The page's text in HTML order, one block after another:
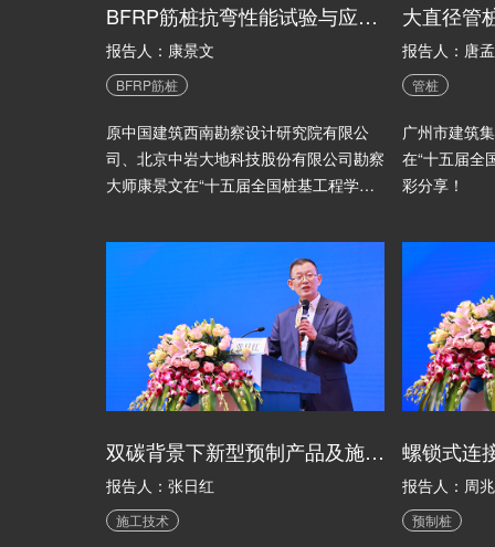
BFRP筋桩抗弯性能试验与应用研究
报告人：康景文
BFRP筋桩
原中国建筑西南勘察设计研究院有限公
司、北京中岩大地科技股份有限公司勘察
大师康景文在“十五届全国桩基工程学术
报告人：唐
管桩
广州市建筑
在“十五届全
彩分享！
双碳背景下新型预制产品及施工技术
报告人：张日红
施工技术
报告人：周
预制桩